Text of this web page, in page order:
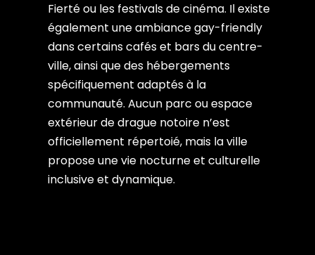
Fierté ou les festivals de cinéma. Il existe
également une ambiance gay-friendly
dans certains cafés et bars du centre-
ville, ainsi que des hébergements
spécifiquement adaptés à la
communauté. Aucun parc ou espace
extérieur de drague notoire n’est
officiellement répertoié, mais la ville
propose une vie nocturne et culturelle
inclusive et dynamique.